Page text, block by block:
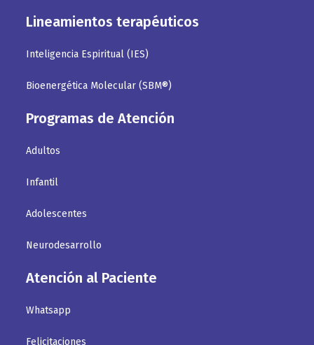
Lineamientos terapéuticos
Inteligencia Espiritual (IES)
Bioenergética Molecular (SBM®)
Programas de Atención
Adultos
Infantil
Adolescentes
Neurodesarrollo
Atención al Paciente
Whatsapp
Felicitaciones